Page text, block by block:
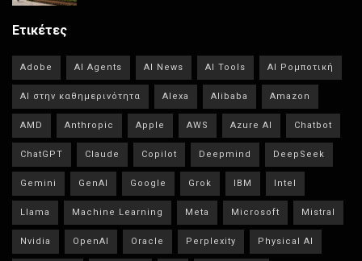
Ετικέτες
Adobe AI Agents AI News AI Tools AI Ρομποτική
AI στην καθημερινότητα Alexa Alibaba Amazon
AMD Anthropic Apple AWS Azure AI Chatbot
ChatGPT Claude Copilot Deepmind DeepSeek
Gemini GenAI Google Grok IBM Intel
Llama Machine Learning Meta Microsoft Mistral
Nvidia OpenAI Oracle Perplexity Physical AI